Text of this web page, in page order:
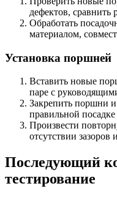
дефектов, сравнить
Обработать
материалом,
Установка поршней
Вставить новые
паре с
Закрепить поршни
правильной
Произвести
отсутствии зазоров
Последующий
тестирование